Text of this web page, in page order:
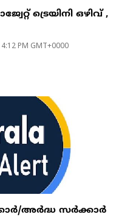
ട്രെയിനി ഒഴിവ് ,
4:12 PM GMT+0000
അർദ്ധ സർക്കാർ